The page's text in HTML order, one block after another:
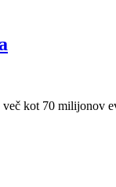
več kot 70 milijonov